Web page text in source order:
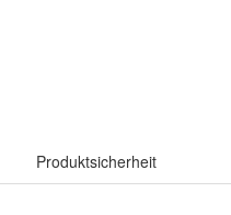
Produktsicherheit